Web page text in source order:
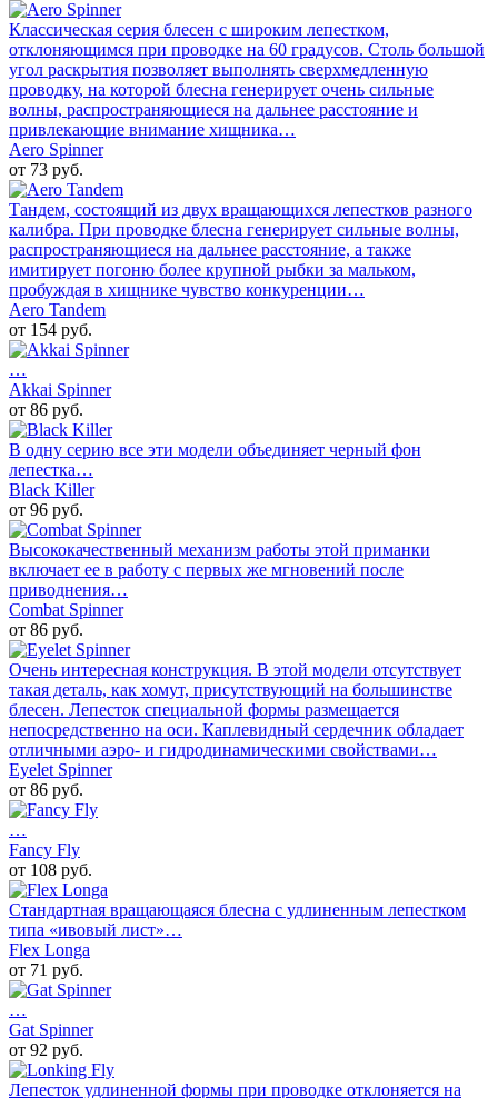
Классическая серия блесен с широким лепестком,
отклоняющимся при проводке на 60 градусов. Столь большой
угол раскрытия позволяет выполнять сверхмедленную
проводку, на которой блесна генерирует очень сильные
волны, распространяющиеся на дальнее расстояние и
привлекающие внимание хищника…
Aero Spinner
от 73 руб.
Тандем, состоящий из двух вращающихся лепестков разного
калибра. При проводке блесна генерирует сильные волны,
распространяющиеся на дальнее расстояние, а также
имитирует погоню более крупной рыбки за мальком,
пробуждая в хищнике чувство конкуренции…
Aero Tandem
от 154 руб.
…
Akkai Spinner
от 86 руб.
В одну серию все эти модели объединяет черный фон
лепестка…
Black Killer
от 96 руб.
Высококачественный механизм работы этой приманки
включает ее в работу с первых же мгновений после
приводнения…
Combat Spinner
от 86 руб.
Очень интересная конструкция. В этой модели отсутствует
такая деталь, как хомут, присутствующий на большинстве
блесен. Лепесток специальной формы размещается
непосредственно на оси. Каплевидный сердечник обладает
отличными аэро- и гидродинамическими свойствами…
Eyelet Spinner
от 86 руб.
…
Fancy Fly
от 108 руб.
Стандартная вращающаяся блесна с удлиненным лепестком
типа «ивовый лист»…
Flex Longa
от 71 руб.
…
Gat Spinner
от 92 руб.
Лепесток удлиненной формы при проводке отклоняется на